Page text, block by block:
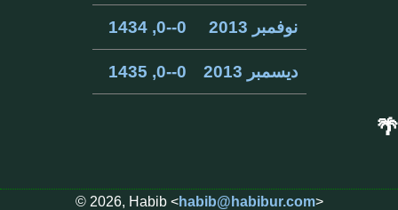
نوفمبر 2013 0--0, 1434
ديسمبر 2013 0--0, 1435
🌴
© 2026, Habib <habib@habibur.com>